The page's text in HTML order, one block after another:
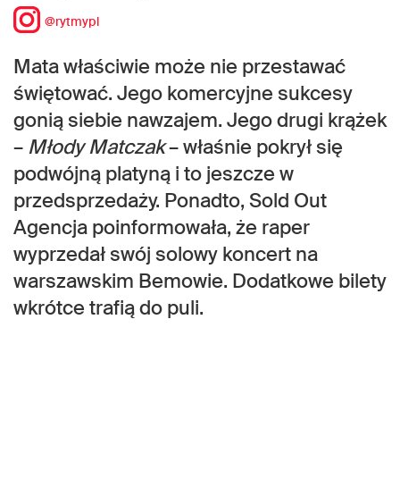
@rytmypl
Mata właściwie może nie przestawać
świętować. Jego komercyjne sukcesy
gonią siebie nawzajem. Jego drugi krążek
– Młody Matczak– właśnie pokrył się
podwójną platyną i to jeszcze w
przedsprzedaży. Ponadto, Sold Out
Agencja poinformowała, że raper
wyprzedał swój solowy koncert na
warszawskim Bemowie. Dodatkowe bilety
wkrótce trafią do puli.